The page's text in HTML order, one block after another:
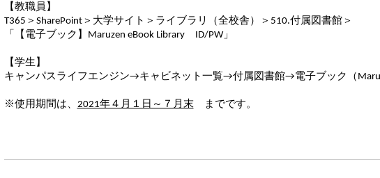
【教職員】
T365＞SharePoint＞大学サイト＞ライブラリ（全校舎）＞510.付属図書館＞
「【電子ブック】Maruzen eBook Library ID/PW」
【学生】
キャンパスライフエンジン→キャビネット一覧→付属図書館→電子ブック（
※使用期間は、 2021年４月１日～７月末までです。